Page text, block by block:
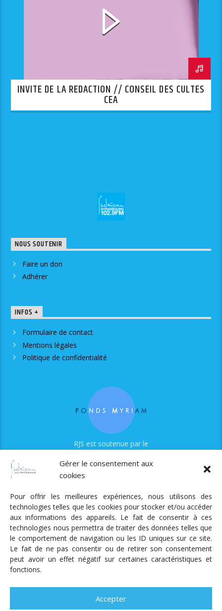
Gérer le consentement aux
cookies
Pour offrir les meilleures expériences, nous utilisons des
technologies telles que les cookies pour stocker et/ou accéder
aux informations des appareils. Le fait de consentir à ces
technologies nous permettra de traiter des données telles que
le comportement de navigation ou les ID uniques sur ce site.
Le fait de ne pas consentir ou de retirer son consentement
peut avoir un effet négatif sur certaines caractéristiques et
fonctions.
Accepter
INVITE DE LA REDACTION // CONSEIL DES CULTES
CEA
NOUS SOUTENIR
Faire un don
Adhérer
INFOS +
Formulaire de contact
Mentions légales
Politique de confidentialité
RJS est soutenue par le
Radio Judaica Strasbourg
Tous droits réservés
RADIO JUDAÏCA
ÉMISSIONS ET GRILLE DES PROGRAMMES
PODCASTS
UN DON
ADHÉRER MENTIONS LÉGALES
RÉAL.